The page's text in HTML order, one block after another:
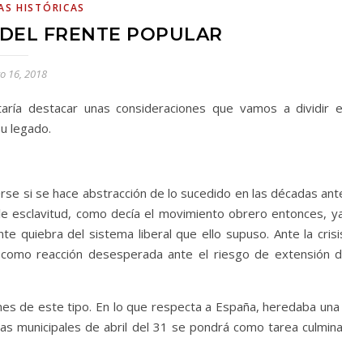
HISTÓRICAS
FRENTE POPULAR
16, 2018
destacar unas consideraciones que vamos a dividir
legado.
si se hace abstracción de lo sucedido en las décadas
como decía el movimiento obrero entonces,
quiebra del sistema liberal que ello supuso. Ante la
reacción desesperada ante el riesgo de extensión
de este tipo. En lo que respecta a España, heredaba
municipales de abril del 31 se pondrá como tarea